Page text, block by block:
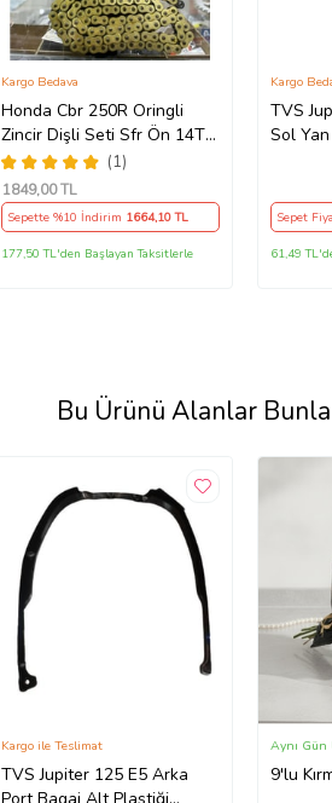
Honda Cbr 250R Oringli
Zincir Dişli Seti Sfr Ön 14T
Arka 38 T/120 Bakla 2011-
17 Arasmto
(1)
Kargo Bedava
1849,00 TL
Sepette %10 İndirim 1664,10 TL
177,50 TL'den Başlayan Taksitlerle
TVS
Sol
Kargo
Sepet
61,49
Bu Ürünü Alanlar
TVS Jupiter 125 E5 Arka
Kargo ile Teslimat
9'lu
Aynı Gün